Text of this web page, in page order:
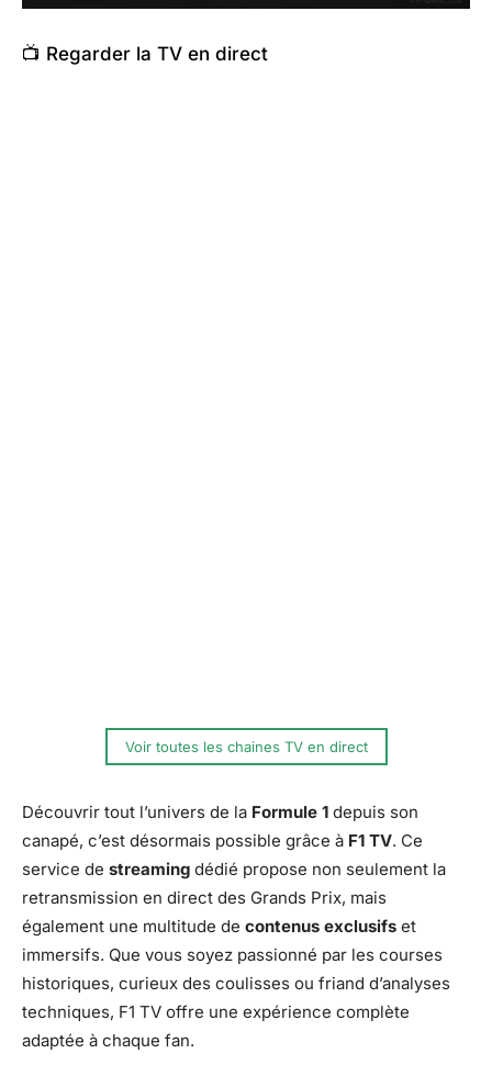
📺 Regarder la TV en direct
Voir toutes les chaines TV en direct
Découvrir tout l’univers de la Formule 1 depuis son
canapé, c’est désormais possible grâce à F1 TV. Ce
service de streaming dédié propose non seulement la
retransmission en direct des Grands Prix, mais
également une multitude de contenus exclusifs et
immersifs. Que vous soyez passionné par les courses
historiques, curieux des coulisses ou friand d’analyses
techniques, F1 TV offre une expérience complète
adaptée à chaque fan.